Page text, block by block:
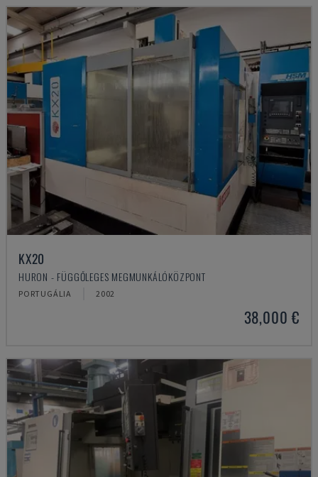
KX20
HURON - FÜGGŐLEGES MEGMUNKÁLÓKÖZPONT
PORTUGÁLIA 2002
38,000 €